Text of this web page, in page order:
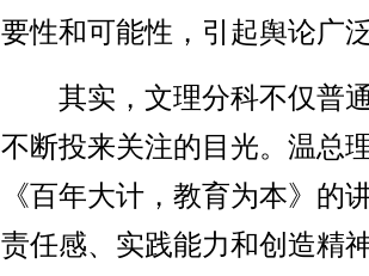
要性和可能性，引起舆论广
其实，文理分科不仅普通
不断投来关注的目光。温总
《百年大计，教育为本》的
责任感、实践能力和创造精